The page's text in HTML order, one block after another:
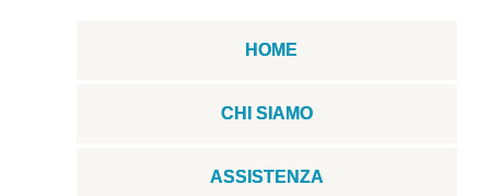
HOME
CHI SIAMO
ASSISTENZA